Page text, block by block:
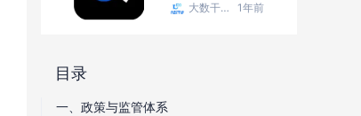
长
大数干货 1年前
目录
一、政策与监管体系